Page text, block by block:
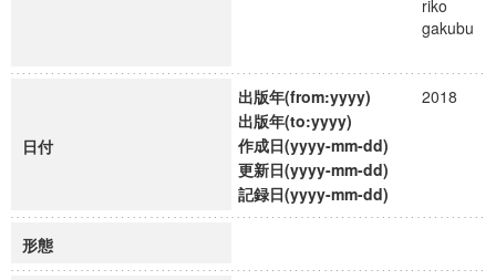
riko
gakubu
日付
出版年(from:yyyy)
2018
出版年(to:yyyy)
作成日(yyyy-mm-dd)
更新日(yyyy-mm-dd)
記録日(yyyy-mm-dd)
形態